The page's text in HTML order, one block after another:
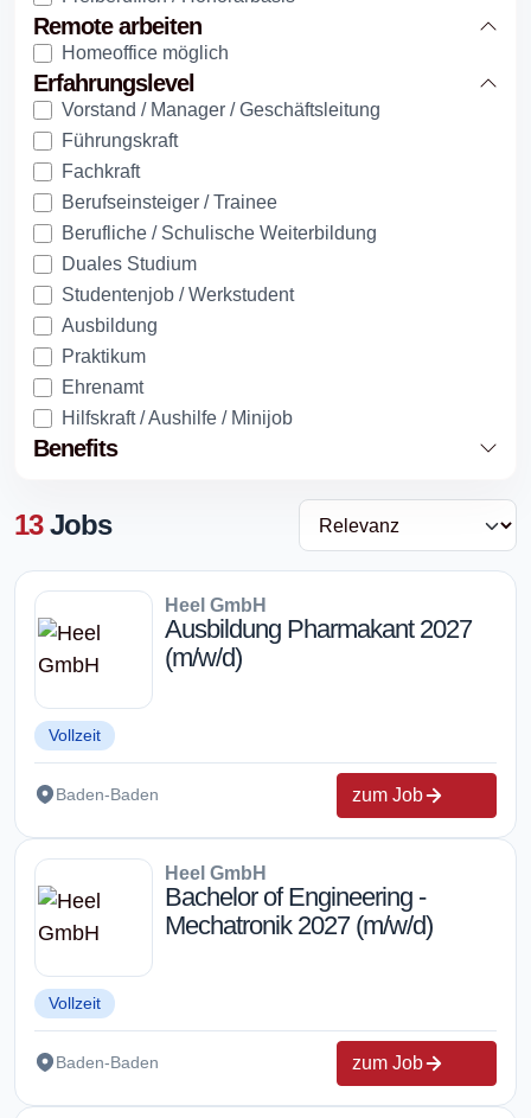
Remote arbeiten
Homeoffice möglich
Erfahrungslevel
Vorstand / Manager / Geschäftsleitung
Führungskraft
Fachkraft
Berufseinsteiger / Trainee
Berufliche / Schulische Weiterbildung
Duales Studium
Studentenjob / Werkstudent
Ausbildung
Praktikum
Ehrenamt
Hilfskraft / Aushilfe / Minijob
Benefits
13Jobs
Heel GmbH
Ausbildung Pharmakant 2027
(m/w/d)
Vollzeit
Baden-Baden zum Job
Heel GmbH
Bachelor of Engineering -
Mechatronik 2027 (m/w/d)
Vollzeit
Baden-Baden zum Job